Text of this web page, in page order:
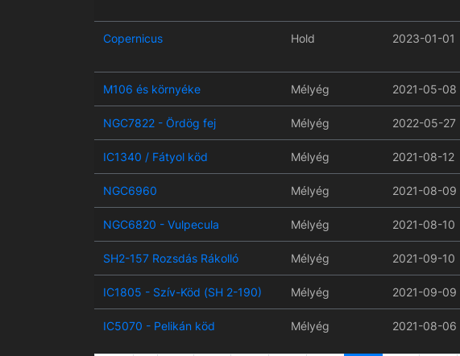
Copernicus Hold 2023-01-01
M106 és környéke Mélyég 2021-05-08
NGC7822 - Ördög fej Mélyég 2022-05-27
IC1340 / Fátyol köd Mélyég 2021-08-12
NGC6960 Mélyég 2021-08-09
NGC6820 - Vulpecula Mélyég 2021-08-10
SH2-157 Rozsdás Rákolló Mélyég 2021-09-10
IC1805 - Szív-Köd (SH 2-190) Mélyég 2021-09-09
IC5070 - Pelikán köd Mélyég 2021-08-06